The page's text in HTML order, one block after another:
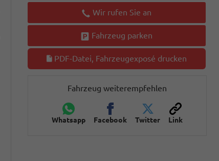
Wir rufen Sie an
Fahrzeug parken
PDF-Datei, Fahrzeugexposé drucken
Fahrzeug weiterempfehlen
Whatsapp Facebook Twitter Link